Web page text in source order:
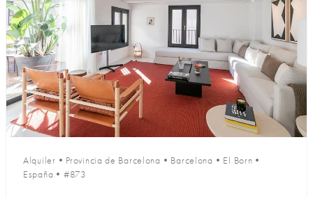
Alquiler • Provincia de Barcelona • Barcelona • El Born •
España • #873